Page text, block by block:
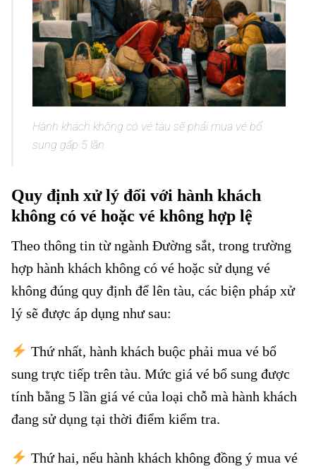
Hành khách không có vé tàu sẽ phải mua vé bổ
sung gấp 5 lần
Quy định xử lý đối với hành khách
không có vé hoặc vé không hợp lệ
Theo thông tin từ ngành Đường sắt, trong trường
hợp hành khách không có vé hoặc sử dụng vé
không đúng quy định để lên tàu, các biện pháp xử
lý sẽ được áp dụng như sau:
Thứ nhất, hành khách buộc phải mua vé bổ
sung trực tiếp trên tàu. Mức giá vé bổ sung được
tính bằng 5 lần giá vé của loại chỗ mà hành khách
đang sử dụng tại thời điểm kiểm tra.
Thứ hai, nếu hành khách không đồng ý mua vé